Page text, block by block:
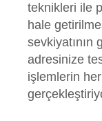
teknikleri ile
hale
sevkiyatının
adresinize
işlemlerin